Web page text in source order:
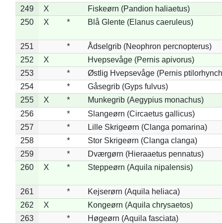
249
X
Fiskeørn (Pandion haliaetus)
250
X * Blå Glente (Elanus caeruleus)
251 *
Ådselgrib (Neophron percnopterus)
252
X
Hvepsevåge (Pernis apivorus)
253
*
Østlig Hvepsevåge (Pernis
254
*
Gåsegrib (Gyps fulvus)
255
X *
Munkegrib (Aegypius monachus)
256
*
Slangeørn (Circaetus gallicus)
257
*
Lille Skrigeørn (Clanga pomarina)
258
*
Stor Skrigeørn (Clanga clanga)
259
*
Dværgørn (Hieraaetus pennatus)
260
X * Steppeørn (Aquila nipalensis)
261 *
Kejserørn (Aquila heliaca)
262
X
Kongeørn (Aquila chrysaetos)
263
*
Høgeørn (Aquila fasciata)